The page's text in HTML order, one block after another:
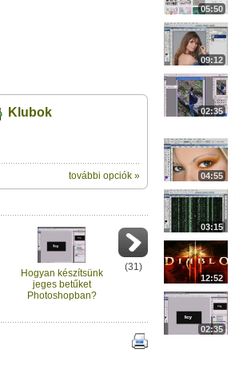
Klubok
további opciók »
Hogyan készítsünk
jeges betűket
Photoshopban?
(31)
05:50
09:12
02:35
04:55
03:15
12:52
02:35